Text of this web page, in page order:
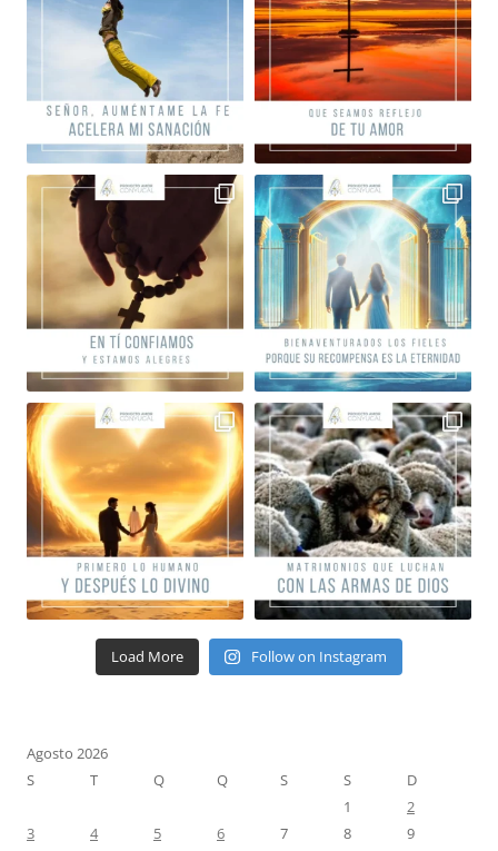
Load More Follow on Instagram
Agosto 2026
S
T Q Q S S
D
1
2
3
4 5 6 7 8
9